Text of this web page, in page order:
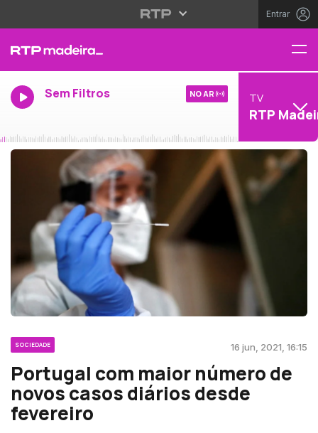
Entrar
Sem Filtros NO AR TV
RTP
SOCIEDADE 16 jun, 2021, 16:15
Portugal com maior número de
novos casos diários desde
fevereiro